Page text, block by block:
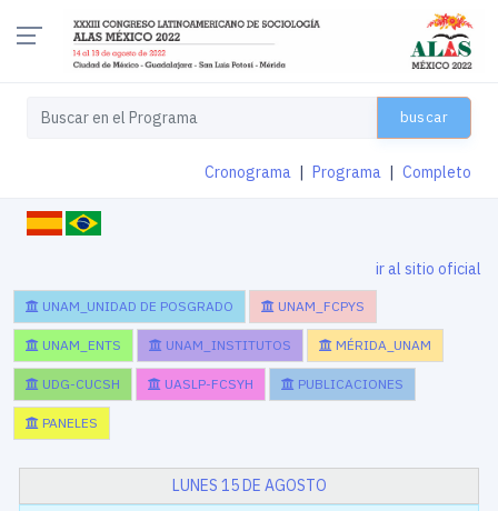
buscar
Cronograma Programa Completo
ir al sitio oficial
UNAM_UNIDAD DE POSGRADO UNAM_FCPYS
UNAM_ENTS UNAM_INSTITUTOS MÉRIDA_UNAM
UDG-CUCSH UASLP-FCSYH PUBLICACIONES
PANELES
LUNES 15 DE AGOSTO